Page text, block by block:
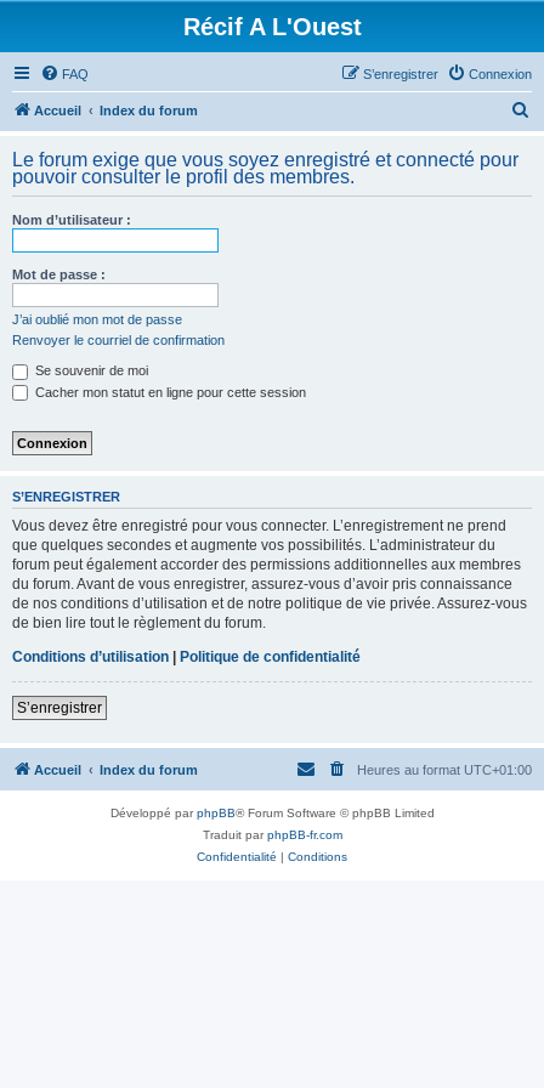
Récif A L'Ouest
FAQ Connexion
S’enregistrer
Accueil Index du forum
h
Le forum exige que vous soyez enregistré et connecté pour
pouvoir consulter le profil des membres.
Nom d’utilisateur :
Mot de passe :
J’ai oublié mon mot de passe
Renvoyer le courriel de confirmation
Se souvenir de moi
Cacher mon statut en ligne pour cette session
S’ENREGISTRER
Vous devez être enregistré pour vous connecter. L’enregistrement ne prend
que quelques secondes et augmente vos possibilités. L’administrateur du
forum peut également accorder des permissions additionnelles aux membres
du forum. Avant de vous enregistrer, assurez-vous d’avoir pris connaissance
de nos conditions d’utilisation et de notre politique de vie privée. Assurez-vous
de bien lire tout le règlement du forum.
Conditions d’utilisation | Politique de confidentialité
S’enregistrer
Accueil Index du forum Heures au format UTC+01:00
Développé parphpBB® Forum Software © phpBB Limited
Traduit parphpBB-fr.com
Confidentialité | Conditions